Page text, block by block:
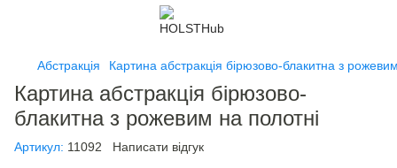
Абстракція Картина абстракція бірюзово-блакитна з
Картина абстракція бірюзово-
блакитна з рожевим на полотні
Артикул: 11092 Написати відгук